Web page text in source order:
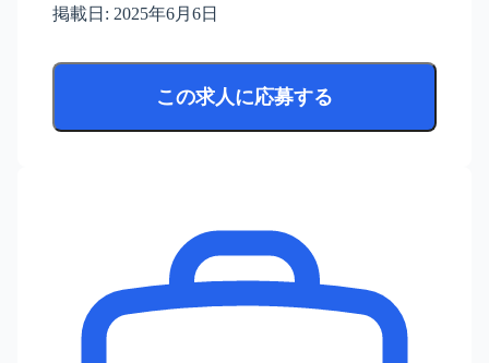
掲載日: 2025年6月6日
この求人に応募する